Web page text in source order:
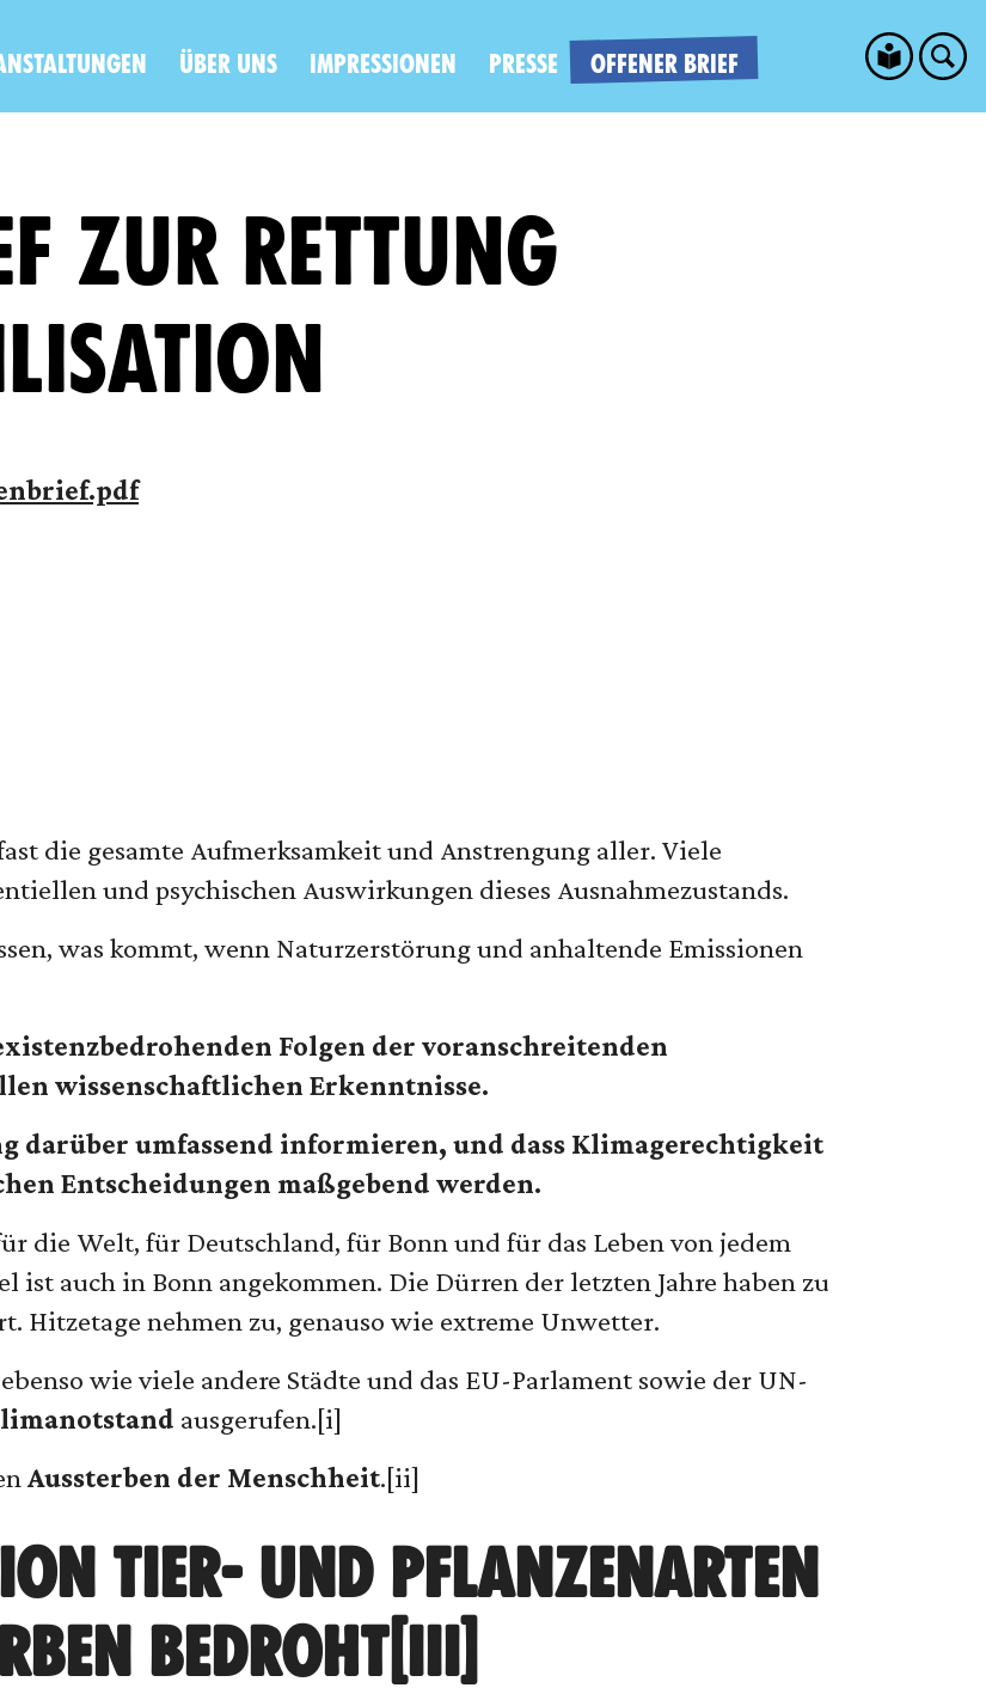
ÜBER UNS IMPRESSIONEN PRESSE OFFENER BRIEF
ZUR RETTUNG
die gesamte Aufmerksamkeit und Anstrengung aller. Viele
und psychischen Auswirkungen dieses Ausnahmezustands.
was kommt, wenn Naturzerstörung und anhaltende Emissionen
Folgen der voranschreitenden
wissenschaftlichen Erkenntnisse.
darüber umfassend informieren, und dass Klimagerechtigkeit
Entscheidungen maßgebend werden.
die Welt, für Deutschland, für Bonn und für das Leben von jedem
ist auch in Bonn angekommen. Die Dürren der letzten Jahre haben zu
Hitzetage nehmen zu, genauso wie extreme Unwetter.
wie viele andere Städte und das EU-Parlament sowie der UN-
ausgerufen.[i]
Aussterben der Menschheit.[ii]
TIER- UND PFLANZENARTEN
BEDROHT[III]